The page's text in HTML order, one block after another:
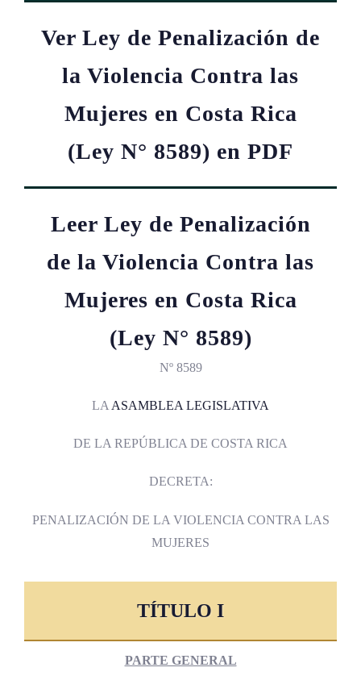
Ver Ley de Penalización de
la Violencia Contra las
Mujeres en Costa Rica
(Ley N° 8589) en PDF
Leer Ley de Penalización
de la Violencia Contra las
Mujeres en Costa Rica
(Ley N° 8589)
Nº 8589
LA ASAMBLEA LEGISLATIVA
DE LA REPÚBLICA DE COSTA RICA
DECRETA:
PENALIZACIÓN DE LA VIOLENCIA CONTRA LAS
MUJERES
TÍTULO I
PARTE GENERAL